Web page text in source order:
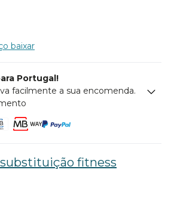
baixar
Portugal!
facilmente a sua encomenda.
fitness